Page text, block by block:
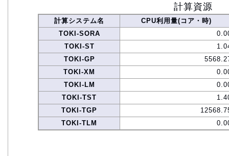
計算資源
計算システム名
CPU利用量(コア・時)
TOKI-SORA
TOKI-ST
TOKI-GP
TOKI-XM
TOKI-LM
TOKI-TST
TOKI-TGP
TOKI-TLM